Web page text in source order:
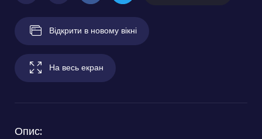
Відкрити в новому вікні
На весь екран
Опис: